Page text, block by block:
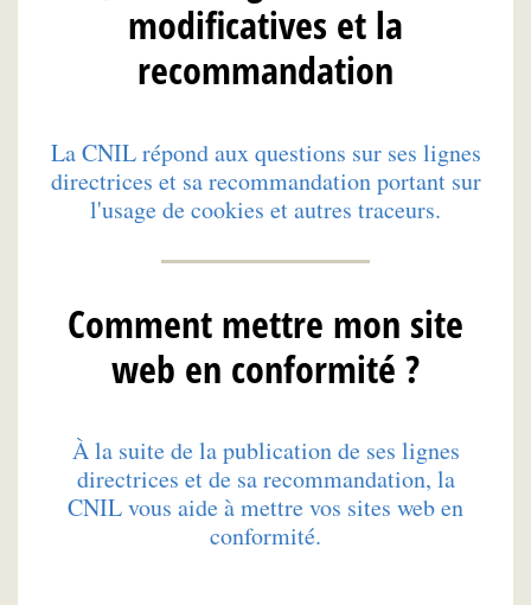
modificatives et la
recommandation
La CNIL répond aux questions sur ses lignes
directrices et sa recommandation portant sur
l'usage de cookies et autres traceurs.
Comment mettre mon site
web en conformité ?
À la suite de la publication de ses lignes
directrices et de sa recommandation, la
CNIL vous aide à mettre vos sites web en
conformité.